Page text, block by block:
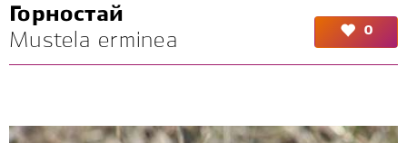
Горностай
Mustela erminea
0